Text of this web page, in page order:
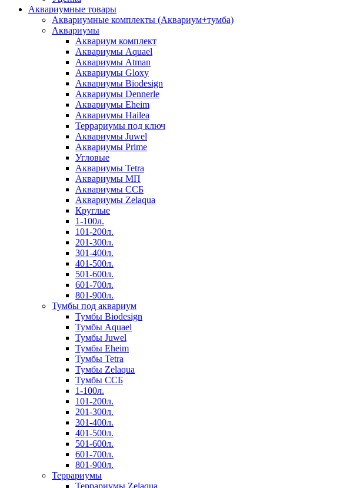
Аквариумные товары
Аквариумные комплекты (Аквариум+тумба)
Аквариумы
Аквариум комплект
Аквариумы Aquael
Аквариумы Atman
Аквариумы Gloxy
Аквариумы Biodesign
Аквариумы Dennerle
Аквариумы Eheim
Аквариумы Hailea
Террариумы под ключ
Аквариумы Juwel
Аквариумы Prime
Угловые
Аквариумы Tetra
Аквариумы МП
Аквариумы ССБ
Аквариумы Zelaqua
Круглые
1-100л.
101-200л.
201-300л.
301-400л.
401-500л.
501-600л.
601-700л.
801-900л.
Тумбы под аквариум
Тумбы Biodesign
Тумбы Aquael
Тумбы Juwel
Тумбы Eheim
Тумбы Tetra
Тумбы Zelaqua
Тумбы ССБ
1-100л.
101-200л.
201-300л.
301-400л.
401-500л.
501-600л.
601-700л.
801-900л.
Террариумы
Террариумы Zelaqua